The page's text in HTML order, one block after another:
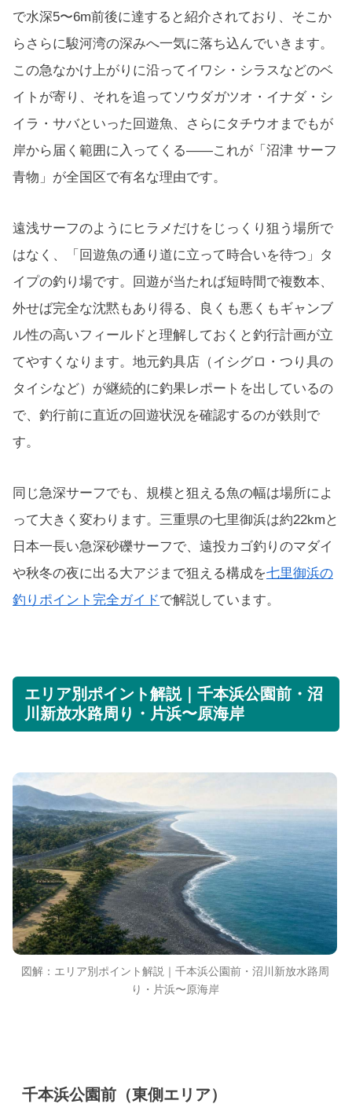
で水深5〜6m前後に達すると紹介されており、そこか
らさらに駿河湾の深みへ一気に落ち込んでいきます。
この急なかけ上がりに沿ってイワシ・シラスなどのベ
イトが寄り、それを追ってソウダガツオ・イナダ・シ
イラ・サバといった回遊魚、さらにタチウオまでもが
岸から届く範囲に入ってくる——これが「沼津 サーフ
青物」が全国区で有名な理由です。
遠浅サーフのようにヒラメだけをじっくり狙う場所で
はなく、「回遊魚の通り道に立って時合いを待つ」タ
イプの釣り場です。回遊が当たれば短時間で複数本、
外せば完全な沈黙もあり得る、良くも悪くもギャンブ
ル性の高いフィールドと理解しておくと釣行計画が立
てやすくなります。地元釣具店（イシグロ・つり具の
タイシなど）が継続的に釣果レポートを出しているの
で、釣行前に直近の回遊状況を確認するのが鉄則で
す。
同じ急深サーフでも、規模と狙える魚の幅は場所によ
って大きく変わります。三重県の七里御浜は約22kmと
日本一長い急深砂礫サーフで、遠投カゴ釣りのマダイ
や秋冬の夜に出る大アジまで狙える構成を七里御浜の
釣りポイント完全ガイドで解説しています。
エリア別ポイント解説｜千本浜公園前・沼
川新放水路周り・片浜〜原海岸
図解：エリア別ポイント解説｜千本浜公園前・沼川新放水路周
り・片浜〜原海岸
千本浜公園前（東側エリア）